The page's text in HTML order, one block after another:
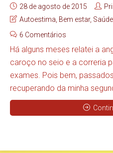
28 de agosto de 2015
Autoestima Bem estar,
6 Comentários
Há alguns meses relatei a
caroço no seio e a correria
exames. Pois bem,
recuperando da minha